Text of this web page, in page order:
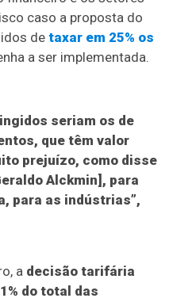
caso a proposta do
detaxar em 25% os
a ser implementada.
seriam os de
que têm valor
prejuízo, como disse
Alckmin], para
para as indústrias”,
a decisão tarifária
do total das